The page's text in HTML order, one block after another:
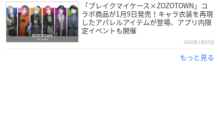
「ブレイクマイケース×ZOZOTOWN」コ
ラボ商品が1月9日発売！キャラ衣装を再現
したアパレルアイテムが登場、アプリ内限
定イベントも開催
2026年1月07日
もっと見る